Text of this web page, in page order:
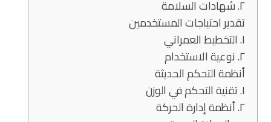
٢. شهادات السلامة
تقدير احتياجات المستخدمين
١. التخطيط العمراني
٢. نوعية الاستخدام
أنظمة التحكم الحديثة
١. تقنية التحكم في الوزن
٢. أنظمة إدارة الحركة